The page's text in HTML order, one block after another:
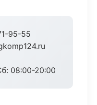
95-55
08:00-20:00